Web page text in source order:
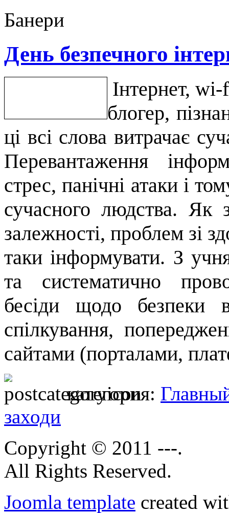
Банери
День безпечного
Інтернет,
блогер,
ці всі слова витрачає
Перевантаження
стрес, панічні атаки і
сучасного людства.
залежності, проблем зі
таки інформувати. З
та систематично
бесіди щодо безпеки
спілкування,
сайтами (порталами,
категория:
заходи
Copyright © 2011 ---.
All Rights Reserved.
Joomla template created